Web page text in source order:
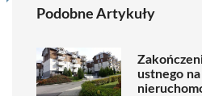
Podobne Artykuły
ustnego